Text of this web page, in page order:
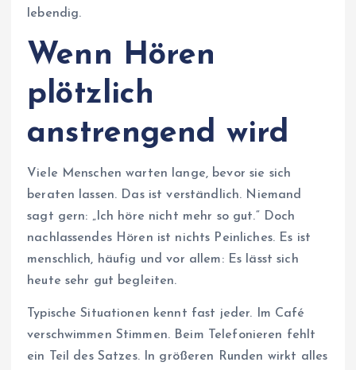
lebendig.
Wenn Hören
plötzlich
anstrengend wird
Viele Menschen warten lange, bevor sie sich
beraten lassen. Das ist verständlich. Niemand
sagt gern: „Ich höre nicht mehr so gut.“ Doch
nachlassendes Hören ist nichts Peinliches. Es ist
menschlich, häufig und vor allem: Es lässt sich
heute sehr gut begleiten.
Typische Situationen kennt fast jeder. Im Café
verschwimmen Stimmen. Beim Telefonieren fehlt
ein Teil des Satzes. In größeren Runden wirkt alles